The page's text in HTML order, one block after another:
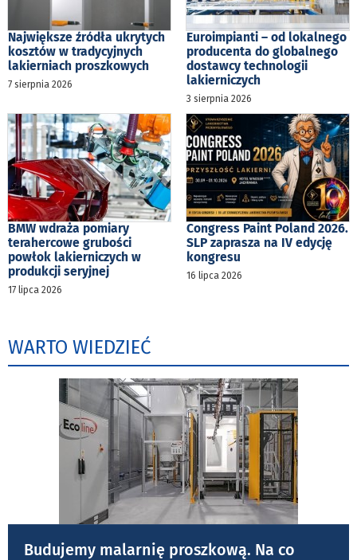
Największe źródła ukrytych
kosztów w tradycyjnych
lakierniach proszkowych
7 sierpnia 2026
Euroimpianti – od lokalnego
producenta do globalnego
dostawcy technologii
lakierniczych
3 sierpnia 2026
BMW wdraża pomiary
terahercowe grubości
powłok lakierniczych w
produkcji seryjnej
17 lipca 2026
Congress Paint Poland 2026.
SLP zaprasza na IV edycję
kongresu
16 lipca 2026
WARTO WIEDZIEĆ
Budujemy malarnię proszkową. Na co